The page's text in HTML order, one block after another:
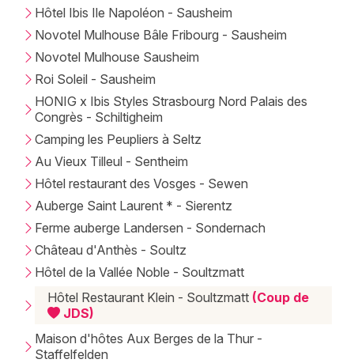
Hôtel Ibis Ile Napoléon - Sausheim
Novotel Mulhouse Bâle Fribourg - Sausheim
Novotel Mulhouse Sausheim
Roi Soleil - Sausheim
HONIG x Ibis Styles Strasbourg Nord Palais des
Congrès - Schiltigheim
Camping les Peupliers à Seltz
Au Vieux Tilleul - Sentheim
Hôtel restaurant des Vosges - Sewen
Auberge Saint Laurent * - Sierentz
Ferme auberge Landersen - Sondernach
Château d'Anthès - Soultz
Hôtel de la Vallée Noble - Soultzmatt
Hôtel Restaurant Klein - Soultzmatt (Coup de
JDS)
Maison d'hôtes Aux Berges de la Thur -
Staffelfelden